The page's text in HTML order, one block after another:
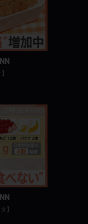
JNN
スタ】
JNN
Nスタ】
】